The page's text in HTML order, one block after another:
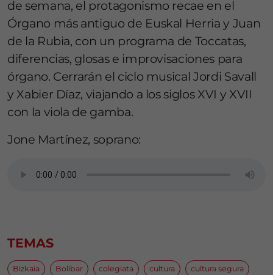
de semana, el protagonismo recae en el
Órgano más antiguo de Euskal Herria y Juan
de la Rubia, con un programa de Toccatas,
diferencias, glosas e improvisaciones para
órgano. Cerrarán el ciclo musical Jordi Savall
y Xabier Díaz, viajando a los siglos XVI y XVII
con la viola de gamba.
Jone Martínez, soprano:
TEMAS
Bizkaia Bolíbar colegiata cultura cultura segura